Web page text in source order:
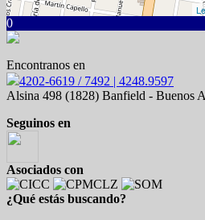
0
Encontranos en
4202-6619 / 7492 | 4248.9597
Alsina 498 (1828) Banfield - Buenos
Seguinos en
Asociados con
¿Qué estás buscando?